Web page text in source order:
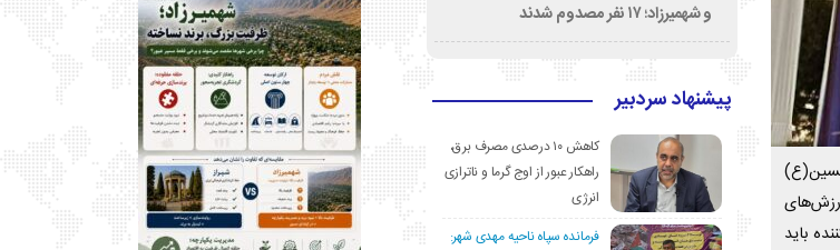
حسین(ع)
باید
و شهمیرزاد؛ ۱۷ نفر مصدوم شدند
پیشنهاد سردبیر
کاهش ۱۰ درصدی مصرف برق،
راهکار عبور از اوج گرما و ناترازی
انرژی
فرمانده سپاه ناحیه مهدی شهر: